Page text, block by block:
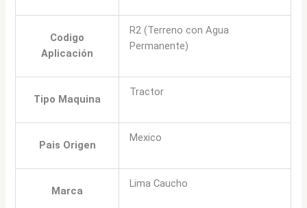
Codigo
Aplicación
R2 (Terreno con Agua
Permanente)
Tipo Maquina
Tractor
Pais Origen
Mexico
Marca
Lima Caucho